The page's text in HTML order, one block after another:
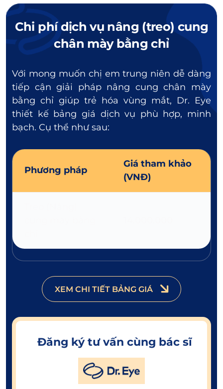
Chi phí dịch vụ nâng (treo) cung
chân mày bằng chỉ
Với mong muốn chị em trung niên dễ dàng
tiếp cận giải pháp nâng cung chân mày
bằng chỉ giúp trẻ hóa vùng mắt, Dr. Eye
thiết kế bảng giá dịch vụ phù hợp, minh
bạch. Cụ thể như sau:
Phương pháp
Giá tham khảo
(VNĐ)
XEM CHI TIẾT BẢNG GIÁ
Đăng ký tư vấn cùng bác sĩ